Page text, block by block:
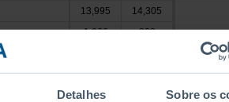
Detalhes Sobre os
13,995
14,305
1,666
803
41,267
33,041
x